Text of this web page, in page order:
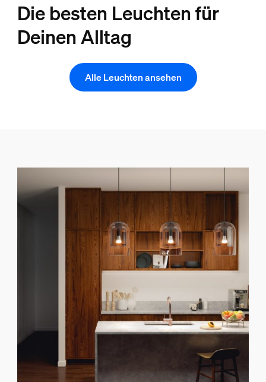
Die besten Leuchten für
Deinen Alltag
Alle Leuchten ansehen